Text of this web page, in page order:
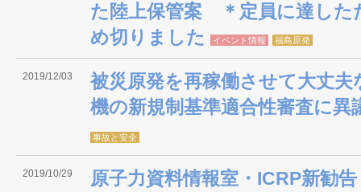
た陸上保管案 ＊定員に達した
め切りました
イベント情報 福島原発
2019/12/03
被災原発を再稼働させて大丈
機の新規制基準適合性審査に
事故と安全
2019/10/29
原子力資料情報室・ICRP新勧